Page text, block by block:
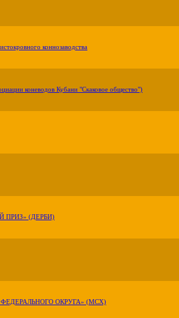
коннозаводства
коневодов Кубани "Скаковое общество")
ПРИЗ» (ДЕРБИ)
ОКРУГА» (МСХ)